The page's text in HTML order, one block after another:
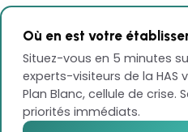
Où en est votre
Situez-vous en 5 minutes
experts-visiteurs de la HAS
Plan Blanc, cellule de crise.
priorités immédiats.